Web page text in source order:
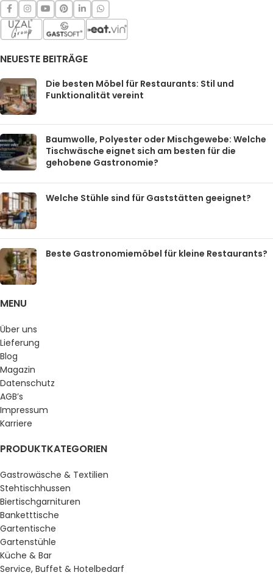
NEUESTE BEITRÄGE
Die besten Möbel für Restaurants: Stil und
Funktionalität vereint
Baumwolle, Polyester oder Mischgewebe: Welche
Tischwäsche eignet sich am besten für die
gehobene Gastronomie?
Welche Stühle sind für Gaststätten geeignet?
Beste Gastronomiemöbel für kleine Restaurants?
MENU
Über uns
Lieferung
Blog
Magazin
Datenschutz
AGB’s
Impressum
Karriere
PRODUKTKATEGORIEN
Gastrowäsche & Textilien
Stehtischhussen
Biertischgarnituren
Banketttische
Gartentische
Gartenstühle
Küche & Bar
Service, Buffet & Hotelbedarf